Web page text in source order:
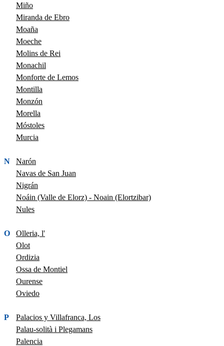
Miño
Miranda de Ebro
Moaña
Moeche
Molins de Rei
Monachil
Monforte de Lemos
Montilla
Monzón
Morella
Móstoles
Murcia
N
Narón
Navas de San Juan
Nigrán
Noáin (Valle de Elorz) - Noain (Elortzibar)
Nules
O
Olleria, l'
Olot
Ordizia
Ossa de Montiel
Ourense
Oviedo
P
Palacios y Villafranca, Los
Palau-solità i Plegamans
Palencia